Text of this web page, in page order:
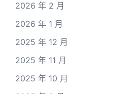
2026 年 2 月
2026 年 1 月
2025 年 12 月
2025 年 11 月
2025 年 10 月